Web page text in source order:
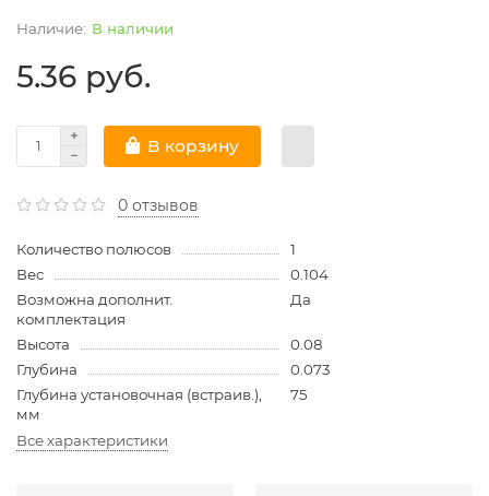
В наличии
5.36 руб.
В корзину
0 отзывов
Количество полюсов
1
Вес
0.104
Возможна дополнит.
комплектация
Да
Высота
0.08
Глубина
0.073
Глубина установочная (встраив.),
мм
75
Все характеристики